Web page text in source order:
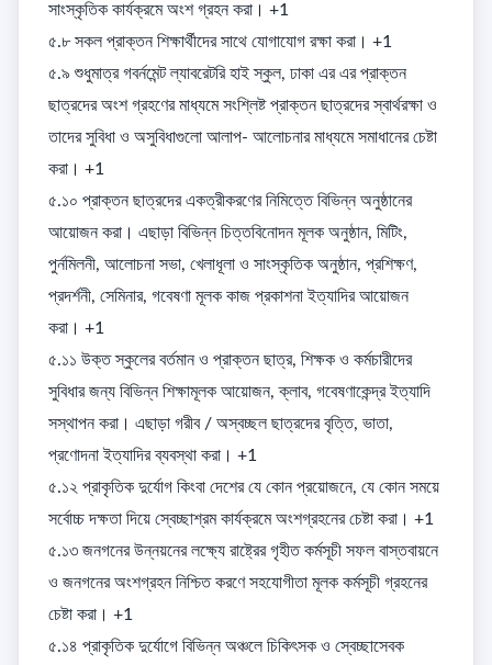
সাংস্কৃতিক কার্যক্রমে অংশ গ্রহন করা। +1
৫.৮ সকল প্রাক্তন শিক্ষার্থীদের সাথে যোগাযোগ রক্ষা করা। +1
৫.৯ শুধুমাত্র গবর্নমেন্ট ল্যাবরেটরি হাই স্কুল, ঢাকা এর এর প্রাক্তন
ছাত্রদের অংশ গ্রহণের মাধ্যমে সংশ্লিষ্ট প্রাক্তন ছাত্রদের স্বার্থরক্ষা ও
তাদের সুবিধা ও অসুবিধাগুলো আলাপ- আলোচনার মাধ্যমে সমাধানের চেষ্টা
করা। +1
৫.১০ প্রাক্তন ছাত্রদের একত্রীকরণের নিমিত্তে বিভিন্ন অনুষ্ঠানের
আয়োজন করা। এছাড়া বিভিন্ন চিত্তবিনোদন মূলক অনুষ্ঠান, মিটিং,
পুর্নমিলনী, আলোচনা সভা, খেলাধূলা ও সাংস্কৃতিক অনুষ্ঠান, প্রশিক্ষণ,
প্রদর্শনী, সেমিনার, গবেষণা মূলক কাজ প্রকাশনা ইত্যাদির আয়োজন
করা। +1
৫.১১ উক্ত স্কুলের বর্তমান ও প্রাক্তন ছাত্র, শিক্ষক ও কর্মচারীদের
সুবিধার জন্য বিভিন্ন শিক্ষামূলক আয়োজন, ক্লাব, গবেষণাকেন্দ্র ইত্যাদি
সস্থাপন করা। এছাড়া গরীব / অস্বচ্ছল ছাত্রদের বৃত্তি, ভাতা,
প্রণোদনা ইত্যাদির ব্যবস্থা করা। +1
৫.১২ প্রাকৃতিক দুর্যোগ কিংবা দেশের যে কোন প্রয়োজনে, যে কোন সময়ে
সর্বোচ্চ দক্ষতা দিয়ে স্বেচ্ছাশ্রম কার্যক্রমে অংশগ্রহনের চেষ্টা করা। +1
৫.১৩ জনগনের উন্নয়নের লক্ষ্যে রাষ্ট্রের গৃহীত কর্মসূচী সফল বাস্তবায়নে
ও জনগনের অংশগ্রহন নিশ্চিত করণে সহযোগীতা মূলক কর্মসূচী গ্রহনের
চেষ্টা করা। +1
৫.১৪ প্রাকৃতিক দুর্যোগে বিভিন্ন অঞ্চলে চিকিৎসক ও স্বেচ্ছাসেবক